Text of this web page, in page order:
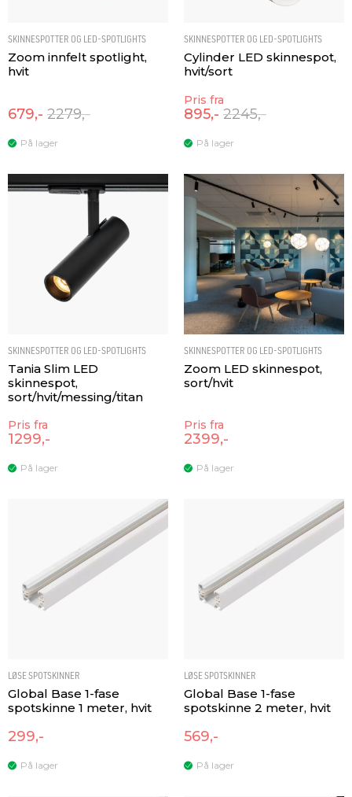
SKINNESPOTTER OG LED-SPOTLIGHTS
Zoom innfelt spotlight,
hvit
679,- 2279,-
På lager
SKINNESPOTTER OG LED-SPOTLIGHTS
Cylinder LED skinnespot,
hvit/sort
Pris fra
895,- 2245,-
På lager
SKINNESPOTTER OG LED-SPOTLIGHTS
Tania Slim LED
skinnespot,
sort/hvit/messing/titan
Pris fra
1299,-
På lager
SKINNESPOTTER OG LED-SPOTLIGHTS
Zoom LED skinnespot,
sort/hvit
Pris fra
2399,-
På lager
LØSE SPOTSKINNER
Global Base 1-fase
spotskinne 1 meter, hvit
299,-
På lager
LØSE SPOTSKINNER
Global Base 1-fase
spotskinne 2 meter, hvit
569,-
På lager